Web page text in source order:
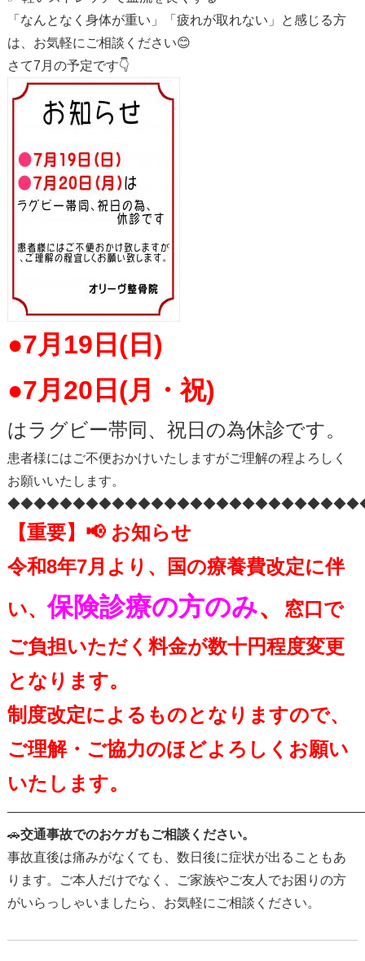
「なんとなく身体が重い」「疲れが取れない」と感じる方
は、お気軽にご相談ください😊
さて7月の予定です👇
●7月19日(日)
●7月20日(月・祝)
はラグビー帯同、祝日の為休診です。
患者様にはご不便おかけいたしますがご理解の程よろしく
お願いいたします。
【重要】📢 お知らせ
令和8年7月より、国の療養費改定に伴
い、保険診療の方のみ、
窓口で
ご負担いただく料金が数十円程度変更
となります。
制度改定によるものとなりますので、
ご理解・ご協力のほどよろしくお願い
いたします。
🚗交通事故でのおケガもご相談ください。
事故直後は痛みがなくても、数日後に症状が出ることもあ
ります。ご本人だけでなく、ご家族やご友人でお困りの方
がいらっしゃいましたら、お気軽にご相談ください。